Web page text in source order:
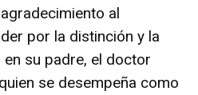
al
por la distinción y la
su padre, el doctor
se desempeña como